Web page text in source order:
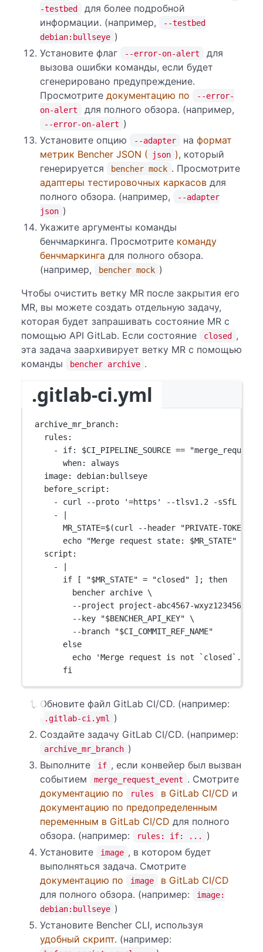
-testbed
для более подробной
информации. (например,
--testbed
debian:bullseye )
Установите флаг
--error-on-alert
для
вызова ошибки команды, если будет
сгенерировано предупреждение.
Просмотрите документацию по
--error-
on-alert
для полного обзора. (например,
--error-on-alert )
Установите опцию
--adapter на формат
метрик Bencher JSON (
json ), который
генерируется
bencher mock . Просмотрите
адаптеры тестировочных каркасов для
полного обзора. (например,
--adapter
json )
Укажите аргументы команды
бенчмаркинга. Просмотрите команду
бенчмаркинга для полного обзора.
(например,
bencher mock )
Чтобы очистить ветку MR после закрытия его
MR, вы можете создать отдельную задачу,
которая будет запрашивать состояние MR с
помощью API GitLab. Если состояние
closed
,
эта задача заархивирует ветку MR с помощью
команды
bencher archive .
.gitlab-ci.yml
archive_mr_branch:
rules :
- if: $CI_PIPELINE_SOURCE ==
when: always
image: debian:bullseye
before_script :
- curl --proto '=https' --tlsv1.2 -sSfL
-
MR_STATE=$(curl --header "PRIVATE-
echo "Merge request state: $MR_STATE"
script :
-
if [ "$MR_STATE" = "closed" ]; then
bencher archive \
--project project-abc4567-wxyz123456789
--key "$BENCHER_API_KEY" \
--branch "$CI_COMMIT_REF_NAME"
else
echo 'Merge request is not `closed`.
fi
Обновите файл GitLab CI/CD. (например:
.gitlab-ci.yml
)
Создайте задачу GitLab CI/CD. (например:
archive_mr_branch )
Выполните
if , если конвейер был вызван
событием
merge_request_event . Смотрите
документацию по
rules в GitLab CI/CD и
документацию по предопределенным
переменным в GitLab CI/CD для полного
обзора. (например:
rules: if: ...
)
Установите
image , в котором будет
выполняться задача. Смотрите
документацию по
image
в GitLab CI/CD
для полного обзора. (например:
image:
debian:bullseye )
Установите Bencher CLI, используя
удобный скрипт. (например: